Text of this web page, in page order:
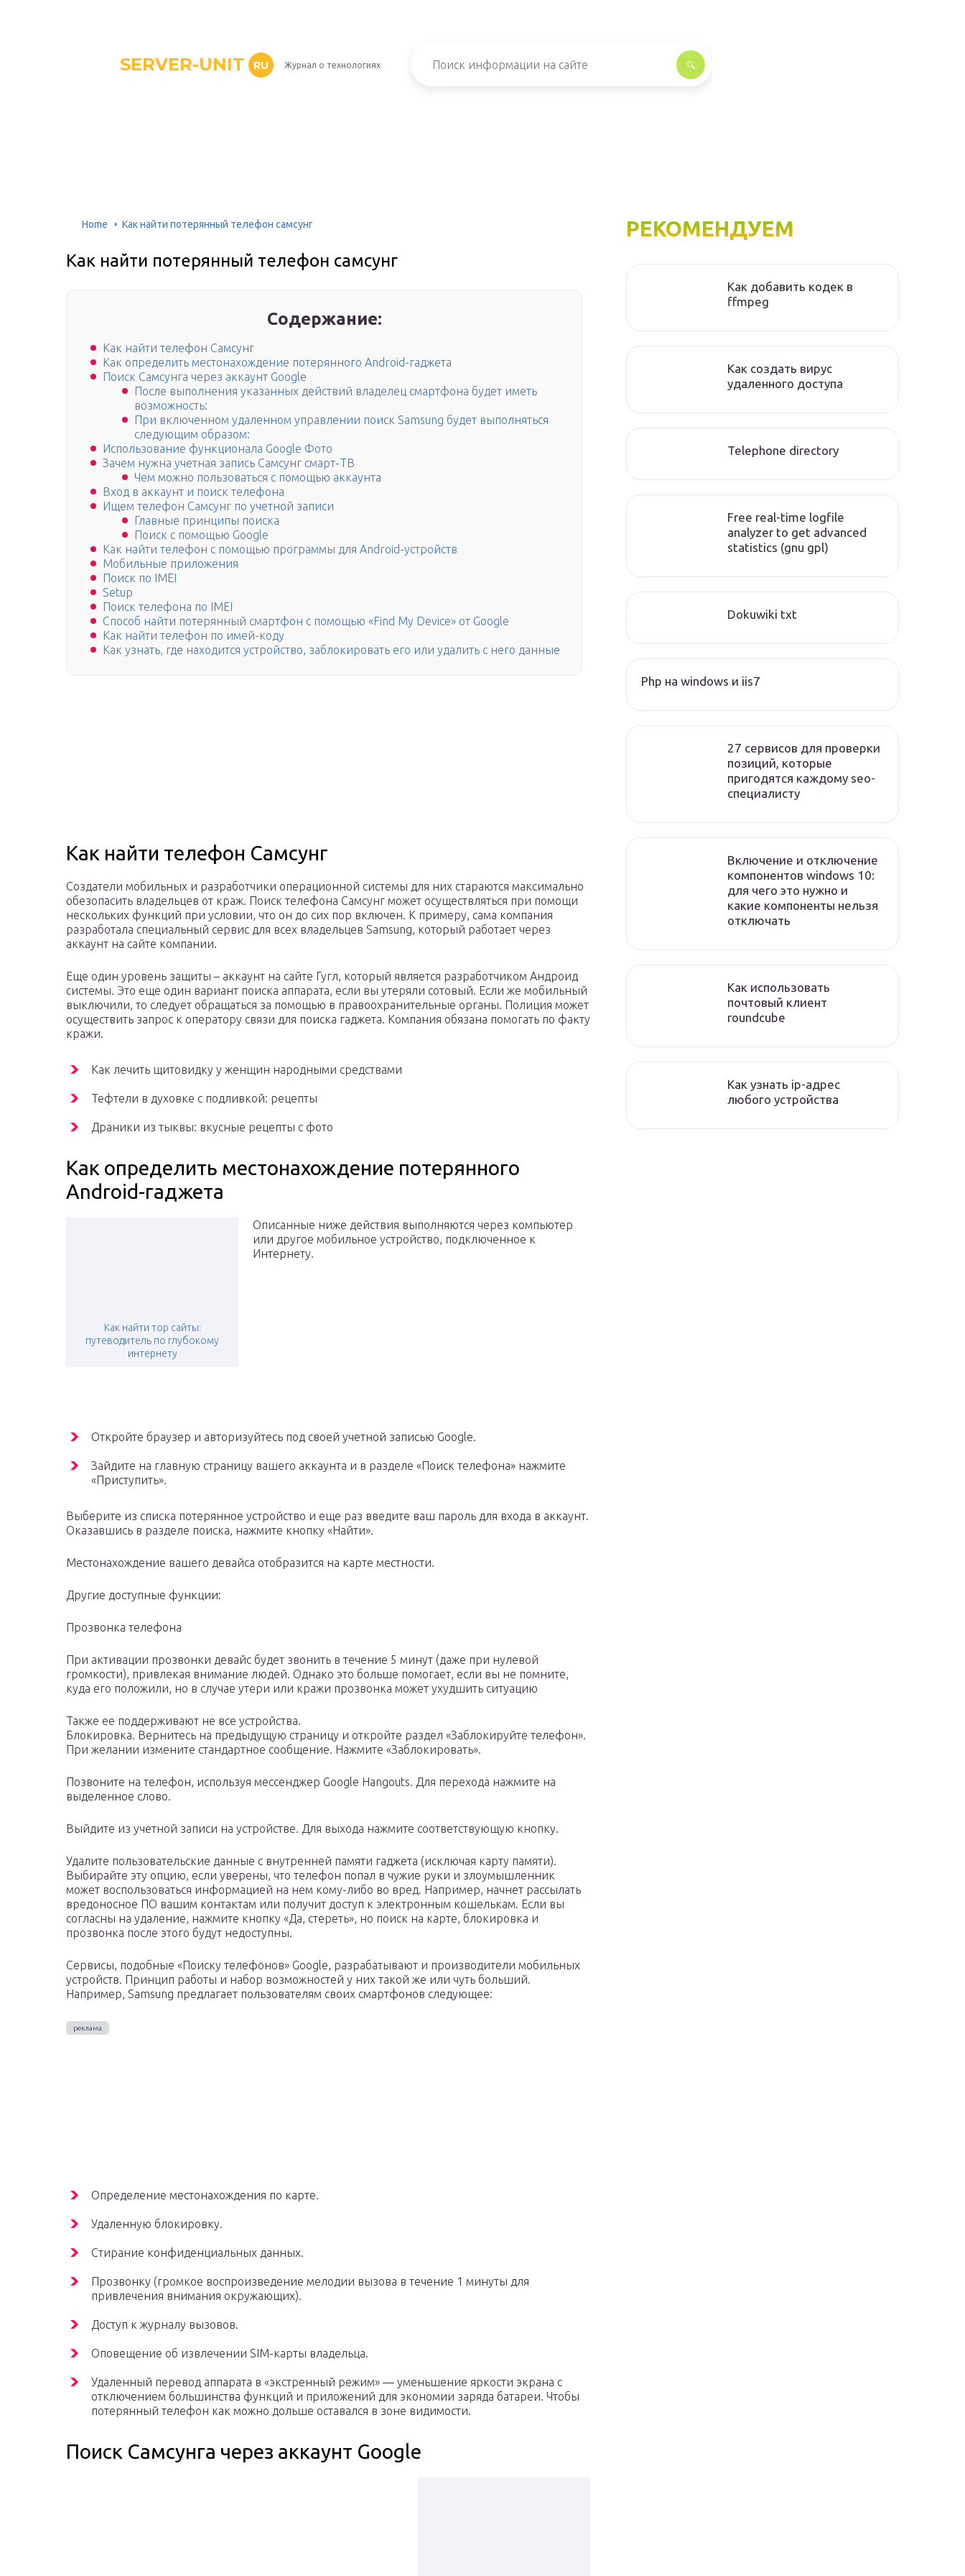
SERVER-UNIT RU Журнал о технологиях
Home Как найти потерянный телефон самсунг
Как найти потерянный телефон самсунг
Содержание:
Как найти телефон Самсунг
Как определить местонахождение потерянного Android-гаджета
Поиск Самсунга через аккаунт Google
После выполнения указанных действий владелец смартфона будет иметь
возможность:
При включенном удаленном управлении поиск Samsung будет выполняться
следующим образом:
Использование функционала Google Фото
Зачем нужна учетная запись Самсунг смарт-ТВ
Чем можно пользоваться с помощью аккаунта
Вход в аккаунт и поиск телефона
Ищем телефон Самсунг по учетной записи
Главные принципы поиска
Поиск с помощью Google
Как найти телефон с помощью программы для Android-устройств
Мобильные приложения
Поиск по IMEI
Setup
Поиск телефона по IMEI
Способ найти потерянный смартфон с помощью «Find My Device» от Google
Как найти телефон по имей-коду
Как узнать, где находится устройство, заблокировать его или удалить с него данные
Как найти телефон Самсунг
Создатели мобильных и разработчики операционной системы для них стараются максимально
обезопасить владельцев от краж. Поиск телефона Самсунг может осуществляться при помощи
нескольких функций при условии, что он до сих пор включен. К примеру, сама компания
разработала специальный сервис для всех владельцев Samsung, который работает через
аккаунт на сайте компании.
Еще один уровень защиты – аккаунт на сайте Гугл, который является разработчиком Андроид
системы. Это еще один вариант поиска аппарата, если вы утеряли сотовый. Если же мобильный
выключили, то следует обращаться за помощью в правоохранительные органы. Полиция может
осуществить запрос к оператору связи для поиска гаджета. Компания обязана помогать по факту
кражи.
Как лечить щитовидку у женщин народными средствами
Тефтели в духовке с подливкой: рецепты
Драники из тыквы: вкусные рецепты с фото
Как определить местонахождение потерянного
Android-гаджета
Как найти тор сайты:
путеводитель по глубокому
интернету
Описанные ниже действия выполняются через компьютер
или другое мобильное устройство, подключенное к
Интернету.
Откройте браузер и авторизуйтесь под своей учетной записью Google.
Зайдите на главную страницу вашего аккаунта и в разделе «Поиск телефона» нажмите
«Приступить».
Выберите из списка потерянное устройство и еще раз введите ваш пароль для входа в аккаунт.
Оказавшись в разделе поиска, нажмите кнопку «Найти».
Местонахождение вашего девайса отобразится на карте местности.
Другие доступные функции:
Прозвонка телефона
При активации прозвонки девайс будет звонить в течение 5 минут (даже при нулевой
громкости), привлекая внимание людей. Однако это больше помогает, если вы не помните,
куда его положили, но в случае утери или кражи прозвонка может ухудшить ситуацию
Также ее поддерживают не все устройства.
Блокировка. Вернитесь на предыдущую страницу и откройте раздел «Заблокируйте телефон».
При желании измените стандартное сообщение. Нажмите «Заблокировать».
Позвоните на телефон, используя мессенджер Google Hangouts. Для перехода нажмите на
выделенное слово.
Выйдите из учетной записи на устройстве. Для выхода нажмите соответствующую кнопку.
Удалите пользовательские данные с внутренней памяти гаджета (исключая карту памяти).
Выбирайте эту опцию, если уверены, что телефон попал в чужие руки и злоумышленник
может воспользоваться информацией на нем кому-либо во вред. Например, начнет рассылать
вредоносное ПО вашим контактам или получит доступ к электронным кошелькам. Если вы
согласны на удаление, нажмите кнопку «Да, стереть», но поиск на карте, блокировка и
прозвонка после этого будут недоступны.
Сервисы, подобные «Поиску телефонов» Google, разрабатывают и производители мобильных
устройств. Принцип работы и набор возможностей у них такой же или чуть больший.
Например, Samsung предлагает пользователям своих смартфонов следующее:
Определение местонахождения по карте.
Удаленную блокировку.
Стирание конфиденциальных данных.
Прозвонку (громкое воспроизведение мелодии вызова в течение 1 минуты для
привлечения внимания окружающих).
Доступ к журналу вызовов.
Оповещение об извлечении SIM-карты владельца.
Удаленный перевод аппарата в «экстренный режим» — уменьшение яркости экрана с
отключением большинства функций и приложений для экономии заряда батареи. Чтобы
потерянный телефон как можно дольше оставался в зоне видимости.
Поиск Самсунга через аккаунт Google
РЕКОМЕНДУЕМ
Как добавить кодек в
ffmpeg
Как создать вирус
удаленного доступа
Telephone directory
Free real-time logfile
analyzer to get advanced
statistics (gnu gpl)
Dokuwiki txt
Php на windows и iis7
27 сервисов для проверки
позиций, которые
пригодятся каждому seo-
специалисту
Включение и отключение
компонентов windows 10:
для чего это нужно и
какие компоненты нельзя
отключать
Как использовать
почтовый клиент
roundcube
Как узнать ip-адрес
любого устройства